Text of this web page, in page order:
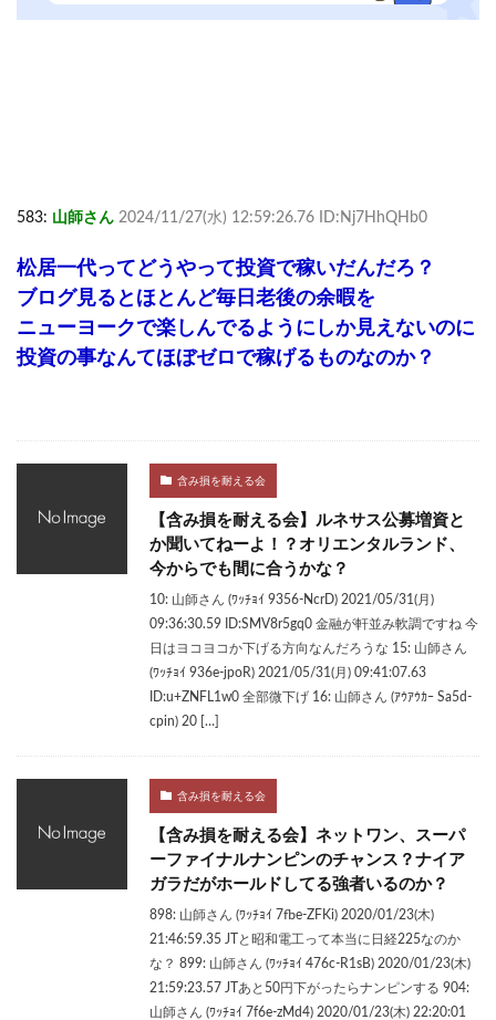
583: 山師さん 2024/11/27(水) 12:59:26.76 ID:Nj7HhQHb0
松居一代ってどうやって投資で稼いだんだろ？
ブログ見るとほとんど毎日老後の余暇を
ニューヨークで楽しんでるようにしか見えないのに
投資の事なんてほぼゼロで稼げるものなのか？
含み損を耐える会
【含み損を耐える会】ルネサス公募増資と
か聞いてねーよ！？オリエンタルランド、
今からでも間に合うかな？
10: 山師さん (ﾜｯﾁｮｲ 9356-NcrD) 2021/05/31(月)
09:36:30.59 ID:SMV8r5gq0 金融が軒並み軟調ですね 今
日はヨコヨコか下げる方向なんだろうな 15: 山師さん
(ﾜｯﾁｮｲ 936e-jpoR) 2021/05/31(月) 09:41:07.63
ID:u+ZNFL1w0 全部微下げ 16: 山師さん (ｱｳｱｳｶｰ Sa5d-
cpin) 20 […]
含み損を耐える会
【含み損を耐える会】ネットワン、スーパ
ーファイナルナンピンのチャンス？ナイア
ガラだがホールドしてる強者いるのか？
898: 山師さん (ﾜｯﾁｮｲ 7fbe-ZFKi) 2020/01/23(木)
21:46:59.35 JTと昭和電工って本当に日経225なのか
な？ 899: 山師さん (ﾜｯﾁｮｲ 476c-R1sB) 2020/01/23(木)
21:59:23.57 JTあと50円下がったらナンピンする 904:
山師さん (ﾜｯﾁｮｲ 7f6e-zMd4) 2020/01/23(木) 22:20:01